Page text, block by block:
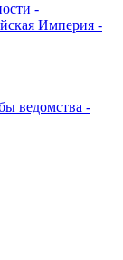
-
Империя -
ведомства -